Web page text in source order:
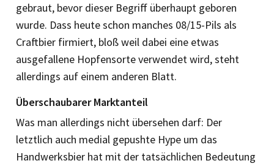
gebraut, bevor dieser Begriff überhaupt geboren
wurde. Dass heute schon manches 08/15-Pils als
Craftbier firmiert, bloß weil dabei eine etwas
ausgefallene Hopfensorte verwendet wird, steht
allerdings auf einem anderen Blatt.
Überschaubarer Marktanteil
Was man allerdings nicht übersehen darf: Der
letztlich auch medial gepushte Hype um das
Handwerksbier hat mit der tatsächlichen Bedeutung